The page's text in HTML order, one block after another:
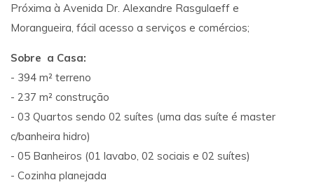
Próxima à Avenida Dr. Alexandre Rasgulaeff e
Morangueira, fácil acesso a serviços e comércios;
Sobre a Casa:
- 394 m² terreno
- 237 m² construção
- 03 Quartos sendo 02 suítes (uma das suíte é master
c/banheira hidro)
- 05 Banheiros (01 lavabo, 02 sociais e 02 suítes)
- Cozinha planejada